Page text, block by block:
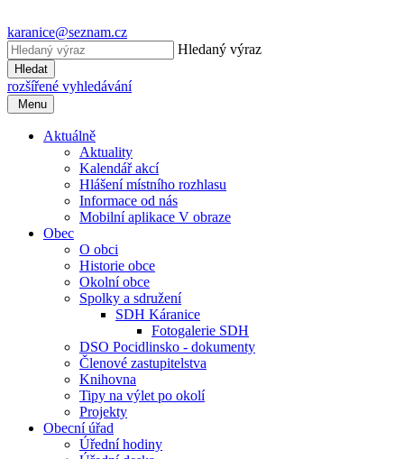
karanice@seznam.cz
Hledaný výraz
Hledat
rozšířené vyhledávání
Menu
Aktuálně
Aktuality
Kalendář akcí
Hlášení místního rozhlasu
Informace od nás
Mobilní aplikace V obraze
Obec
O obci
Historie obce
Okolní obce
Spolky a sdružení
SDH Káranice
Fotogalerie SDH
DSO Pocidlinsko - dokumenty
Členové zastupitelstva
Knihovna
Tipy na výlet po okolí
Projekty
Obecní úřad
Úřední hodiny